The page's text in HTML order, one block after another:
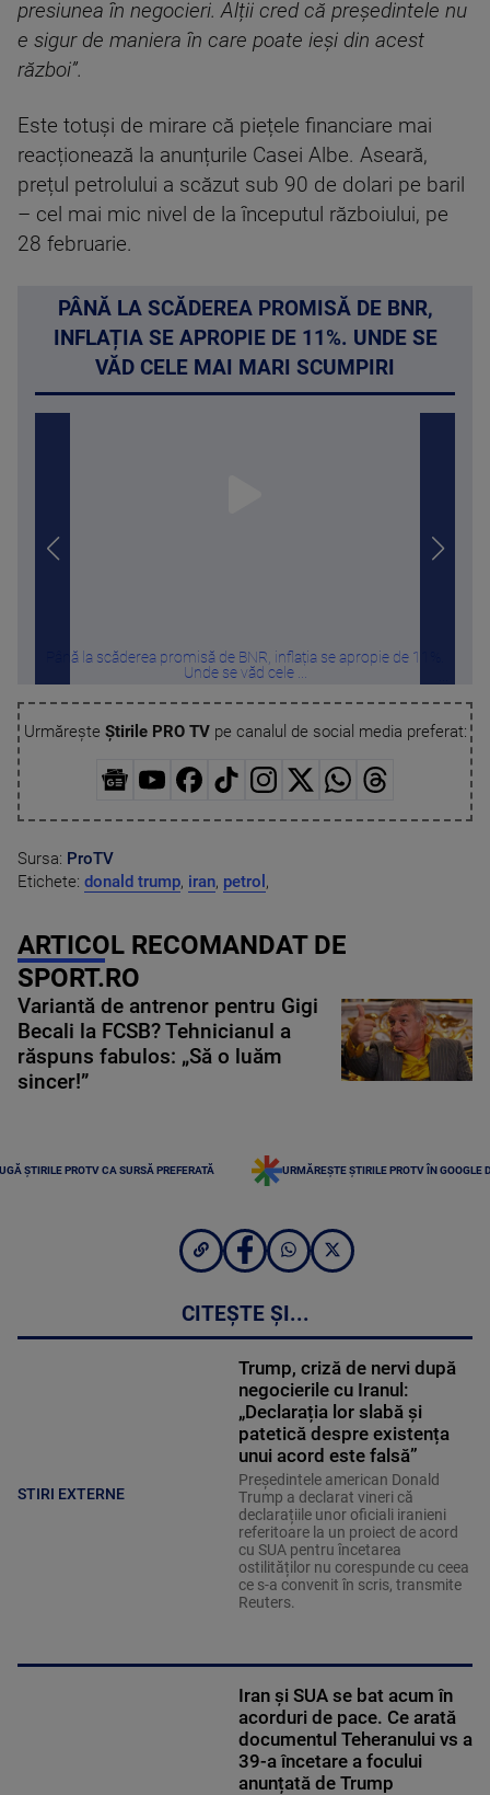
presiunea în negocieri. Alții cred că președintele nu
e sigur de maniera în care poate ieși din acest
război”.
Este totuși de mirare că piețele financiare mai
reacționează la anunțurile Casei Albe. Aseară,
prețul petrolului a scăzut sub 90 de dolari pe baril
– cel mai mic nivel de la începutul războiului, pe
28 februarie.
PÂNĂ LA SCĂDEREA PROMISĂ DE BNR,
INFLAȚIA SE APROPIE DE 11%. UNDE SE
VĂD CELE MAI MARI SCUMPIRI
Până la scăderea promisă de BNR, inflația se apropie de 11%.
Unde se văd cele ...
Urmărește Știrile PRO TVpe canalul de social media preferat:
Sursa: ProTV
Etichete: donald trump, iran, petrol ,
ARTICOL RECOMANDAT DE
SPORT.RO
Variantă de antrenor pentru Gigi
Becali la FCSB? Tehnicianul a
răspuns fabulos: „Să o luăm
sincer!”
ȘTIRILE PROTV CA SURSĂ PREFERATĂ URMĂREȘTE ȘTIRILE PROTV ÎN GOOGLE
CITEȘTE ȘI...
STIRI EXTERNE
Trump, criză de nervi după
negocierile cu Iranul:
„Declarația lor slabă și
patetică despre existența
unui acord este falsă”
Președintele american Donald
Trump a declarat vineri că
declarațiile unor oficiali iranieni
referitoare la un proiect de acord
cu SUA pentru încetarea
ostilităților nu corespunde cu ceea
ce s-a convenit în scris, transmite
Reuters.
Iran și SUA se bat acum în
acorduri de pace. Ce arată
documentul Teheranului vs a
39-a încetare a focului
anunțată de Trump